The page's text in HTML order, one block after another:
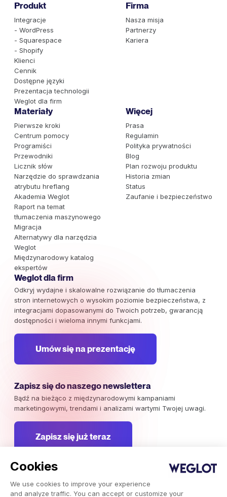
Cookies
We use cookies to improve your experience
and analyze traffic. You can accept or customize your
Produkt
Integracje
- WordPress
- Squarespace
- Shopify
Klienci
Cennik
Dostępne języki
Prezentacja technologii
Weglot dla firm
Firma
Nasza misja
Partnerzy
Kariera
Materiały
Pierwsze kroki
Centrum pomocy
Programiści
Przewodniki
Licznik słów
Narzędzie do sprawdzania
atrybutu hreflang
Akademia Weglot
Raport na temat
tłumaczenia maszynowego
Migracja
Alternatywy dla narzędzia
Weglot
Międzynarodowy katalog
ekspertów
Więcej
Prasa
Regulamin
Polityka prywatności
Blog
Plan rozwoju produktu
Historia zmian
Status
Zaufanie i bezpieczeństwo
Weglot dla firm
Odkryj wydajne i skalowalne rozwiązanie do tłumaczenia
stron internetowych o wysokim poziomie bezpieczeństwa, z
integracjami dopasowanymi do Twoich potrzeb, gwarancją
dostępności i wieloma innymi funkcjami.
Umów się na prezentację
Zapisz się do naszego newslettera
Bądź na bieżąco z międzynarodowymi kampaniami
marketingowymi, trendami i analizami wartymi Twojej uwagi.
Zapisz się już teraz
Weglot © 2026, Tłumaczenie jako usługa.